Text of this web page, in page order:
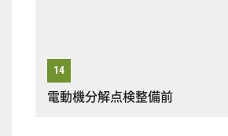
電動機分解点検整備前